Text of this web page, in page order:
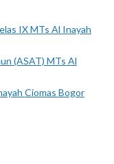
IX MTs Al Inayah
(ASAT) MTs Al
Ciomas Bogor